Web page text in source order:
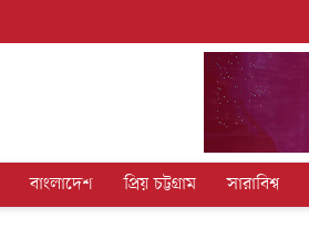
বাংলাদেশ প্রিয় চট্টগ্রাম সারাবিশ্ব